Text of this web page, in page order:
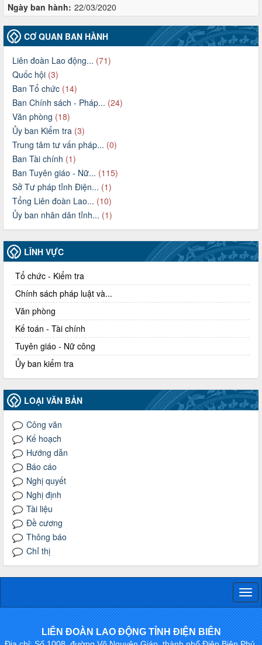
Ngày ban hành: 22/03/2020
CƠ QUAN BAN HÀNH
Liên đoàn Lao động... (71)
Quốc hội (3)
Ban Tổ chức (14)
Ban Chính sách - Pháp... (24)
Văn phòng (18)
Ủy ban Kiểm tra (3)
Trung tâm tư vấn pháp... (0)
Ban Tài chính (1)
Ban Tuyên giáo - Nữ... (115)
Sở Tư pháp tỉnh Điện... (1)
Tổng Liên đoàn Lao... (10)
Ủy ban nhân dân tỉnh... (1)
LĨNH VỰC
Tổ chức - Kiểm tra
Chính sách pháp luật và...
Văn phòng
Kế toán - Tài chính
Tuyên giáo - Nữ công
Ủy ban kiểm tra
LOẠI VĂN BẢN
Công văn
Kế hoạch
Hướng dẫn
Báo cáo
Nghị quyết
Nghị định
Tài liệu
Đề cương
Thông báo
Chỉ thị
LIÊN ĐOÀN LAO ĐỘNG TỈNH ĐIỆN BIÊN